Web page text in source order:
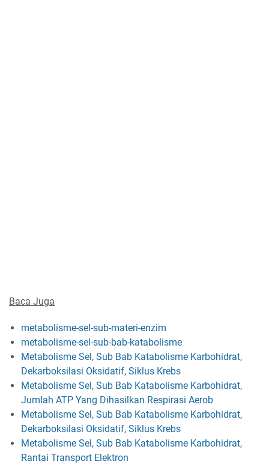
Baca Juga
metabolisme-sel-sub-materi-enzim
metabolisme-sel-sub-bab-katabolisme
Metabolisme Sel, Sub Bab Katabolisme Karbohidrat,
Dekarboksilasi Oksidatif, Siklus Krebs
Metabolisme Sel, Sub Bab Katabolisme Karbohidrat,
Jumlah ATP Yang Dihasilkan Respirasi Aerob
Metabolisme Sel, Sub Bab Katabolisme Karbohidrat,
Dekarboksilasi Oksidatif, Siklus Krebs
Metabolisme Sel, Sub Bab Katabolisme Karbohidrat,
Rantai Transport Elektron